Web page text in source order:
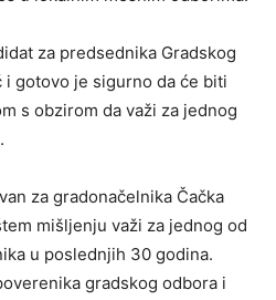
za predsednika Gradskog
gotovo je sigurno da će biti
s obzirom da važi za jednog
za gradonačelnika Čačka
mišljenju važi za jednog od
u poslednjih 30 godina.
gradskog odbora i